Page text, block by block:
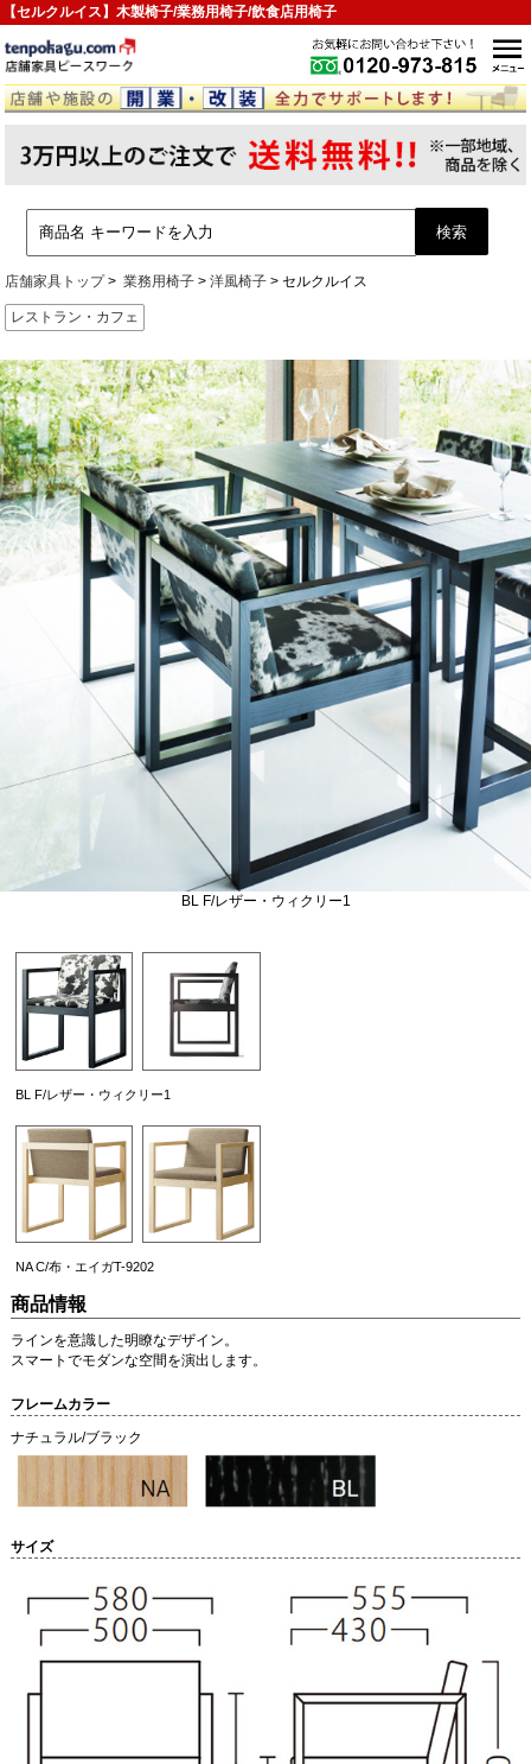
【セルクルイス】木製椅子/業務用椅子/飲食店用椅子
店舗家具トップ 業務用椅子 洋風椅子 セルクルイス
レストラン・カフェ
BL F/レザー・ウィクリー1
BL F/レザー・ウィクリー1
NA C/布・エイガT-9202
商品情報
ラインを意識した明瞭なデザイン。
スマートでモダンな空間を演出します。
フレームカラー
ナチュラル/ブラック
サイズ